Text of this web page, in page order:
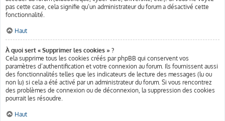
pas cette case, cela signifie qu’un administrateur du forum a désactivé cette
fonctionnalité.
Haut
À quoi sert « Supprimer les cookies » ?
Cela supprime tous les cookies créés par phpBB qui conservent vos
paramètres d’authentification et votre connexion au forum. Ils fournissent aussi
des fonctionnalités telles que les indicateurs de lecture des messages (lu ou
non lu) si cela a été activé par un administrateur du forum. Si vous rencontrez
des problèmes de connexion ou de déconnexion, la suppression des cookies
pourrait les résoudre.
Haut